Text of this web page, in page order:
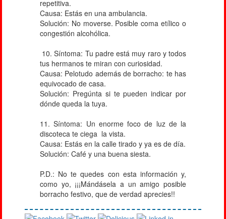
repetitiva.
Causa: Estás en una ambulancia.
Solución: No moverse. Posible coma etílico o
congestión alcohólica.
10. Síntoma: Tu padre está muy raro y todos
tus hermanos te miran con curiosidad.
Causa: Pelotudo además de borracho: te has
equivocado de casa.
Solución: Pregúnta si te pueden indicar por
dónde queda la tuya.
11. Síntoma: Un enorme foco de luz de la
discoteca te ciega la vista.
Causa: Estás en la calle tirado y ya es de día.
Solución: Café y una buena siesta.
P.D.: No te quedes con esta información y,
como yo, ¡¡¡Mándásela a un amigo posible
borracho festivo, que de verdad aprecies!!